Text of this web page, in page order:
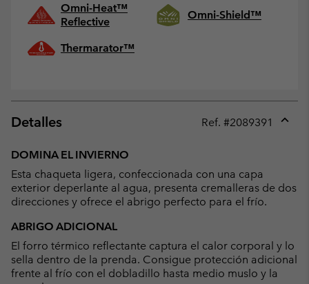
Omni-Heat™
Reflective
Omni-Shield™
Thermarator™
Detalles Ref. #2089391
DOMINA EL INVIERNO
Esta chaqueta ligera, confeccionada con una capa
exterior deperlante al agua, presenta cremalleras de dos
direcciones y ofrece el abrigo perfecto para el frío.
ABRIGO ADICIONAL
El forro térmico reflectante captura el calor corporal y lo
sella dentro de la prenda. Consigue protección adicional
frente al frío con el dobladillo hasta medio muslo y la